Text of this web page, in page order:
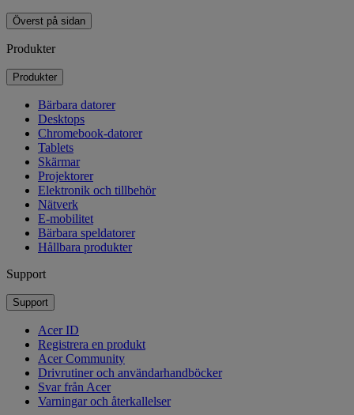
Överst på sidan
Produkter
Produkter
Bärbara datorer
Desktops
Chromebook-datorer
Tablets
Skärmar
Projektorer
Elektronik och tillbehör
Nätverk
E-mobilitet
Bärbara speldatorer
Hållbara produkter
Support
Support
Acer ID
Registrera en produkt
Acer Community
Drivrutiner och användarhandböcker
Svar från Acer
Varningar och återkallelser